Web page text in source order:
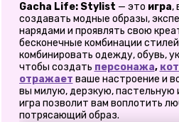
Gacha Life: Stylist — это игра,
создавать модные образы,
нарядами и проявлять свою
бесконечные комбинации
комбинировать одежду, обувь,
чтобы создать персонажа,
отражает ваше настроение и
вы милую, дерзкую, пастельную
игра позволит вам воплотить
потрясающий образ.